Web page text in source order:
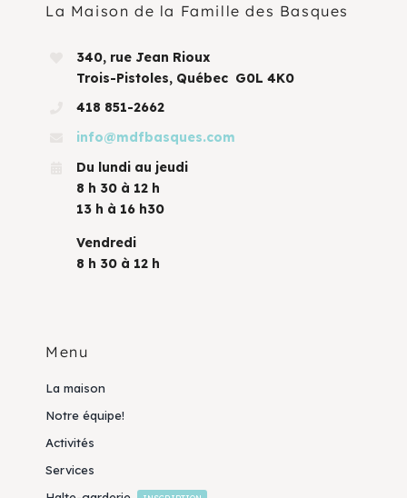
La Maison de la Famille des Basques
340, rue Jean Rioux
Trois-Pistoles, Québec G0L 4K0
418 851-2662
info@mdfbasques.com
Du lundi au jeudi
8 h 30 à 12 h
13 h à 16 h30
Vendredi
8 h 30 à 12 h
Menu
La maison
Notre équipe!
Activités
Services